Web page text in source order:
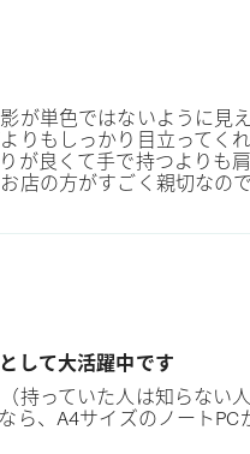
が単色ではないように見
りもしっかり目立ってく
が良くて手で持つよりも
店の方がすごく親切なの
して大活躍中です
持っていた人は知らない
ら、A4サイズのノート